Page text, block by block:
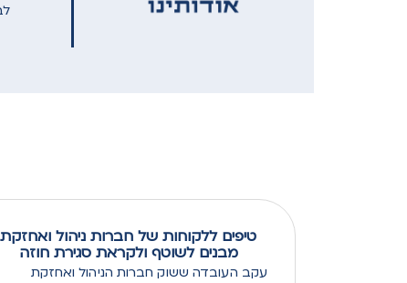
טיפים ללקוחות של חברות ניהול ואחזקת
מבנים לשוטף ולקראת סגירת חוזה
עקב העובדה ששוק חברות הניהול ואחזקת